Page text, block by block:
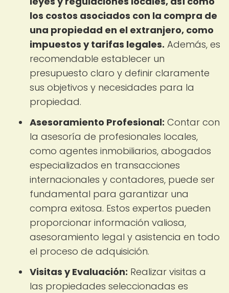
los costos asociados con la compra de
una propiedad en el extranjero, como
impuestos y tarifas legales. Además, es
recomendable establecer un
presupuesto claro y definir claramente
sus objetivos y necesidades para la
propiedad.
Asesoramiento Profesional: Contar con
la asesoría de profesionales locales,
como agentes inmobiliarios, abogados
especializados en transacciones
internacionales y contadores, puede ser
fundamental para garantizar una
compra exitosa. Estos expertos pueden
proporcionar información valiosa,
asesoramiento legal y asistencia en todo
el proceso de adquisición.
Visitas y Evaluación: Realizar visitas a
las propiedades seleccionadas es